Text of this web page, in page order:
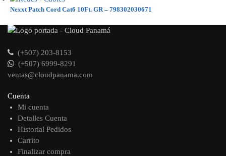
Nexxt Patch Cord Cat6 10Ft. GR – 798302030671
(+507) 203-8153
(+507) 6999-8291
ventas@cloudpanama.com
Cuenta
Mi cuenta
Detalles Cuenta
Historial Pedidos
Carrito
Finalizar compra